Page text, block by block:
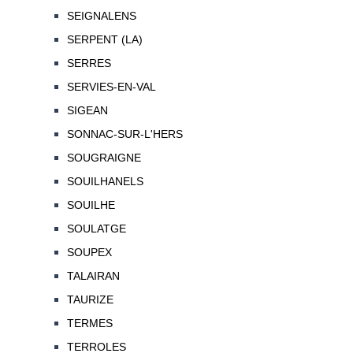
SEIGNALENS
SERPENT (LA)
SERRES
SERVIES-EN-VAL
SIGEAN
SONNAC-SUR-L'HERS
SOUGRAIGNE
SOUILHANELS
SOUILHE
SOULATGE
SOUPEX
TALAIRAN
TAURIZE
TERMES
TERROLES